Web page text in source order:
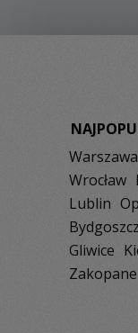
Warszawa
Wrocław
Lublin
Bydgoszcz
Gliwice
Zakopane